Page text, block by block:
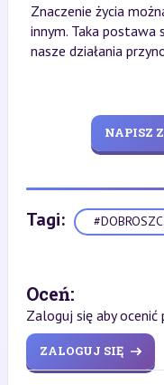
Znaczenie życia
innym. Taka postawa
nasze działania
NAPISZ
Tagi:
Oceń:
Zaloguj się aby ocenić
ZALOGUJ SIĘ